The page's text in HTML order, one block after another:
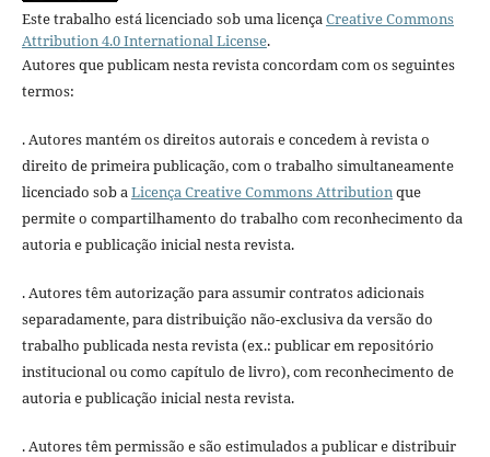
Este trabalho está licenciado sob uma licença Creative Commons
Attribution 4.0 International License.
Autores que publicam nesta revista concordam com os seguintes
termos:
. Autores mantém os direitos autorais e concedem à revista o
direito de primeira publicação, com o trabalho simultaneamente
licenciado sob a Licença Creative Commons Attribution que
permite o compartilhamento do trabalho com reconhecimento da
autoria e publicação inicial nesta revista.
. Autores têm autorização para assumir contratos adicionais
separadamente, para distribuição não-exclusiva da versão do
trabalho publicada nesta revista (ex.: publicar em repositório
institucional ou como capítulo de livro), com reconhecimento de
autoria e publicação inicial nesta revista.
. Autores têm permissão e são estimulados a publicar e distribuir